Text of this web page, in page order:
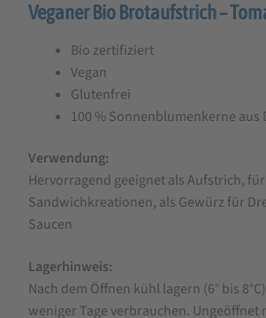
Zwergenwiese
Streich’s
drauf
Arrabitom
Tomate,
Cayenne,
135g
Veganer Bio Brotaufstrich –
Bio zertifiziert
Vegan
Glutenfrei
100 % Sonnenblumenkerne aus
Verwendung:
Hervorragend geeignet als Aufstrich,
Sandwichkreationen, als Gewürz für
Saucen
Lagerhinweis:
Nach dem Öffnen kühl lagern (6° bis
weniger Tage verbrauchen. Ungeöffnet